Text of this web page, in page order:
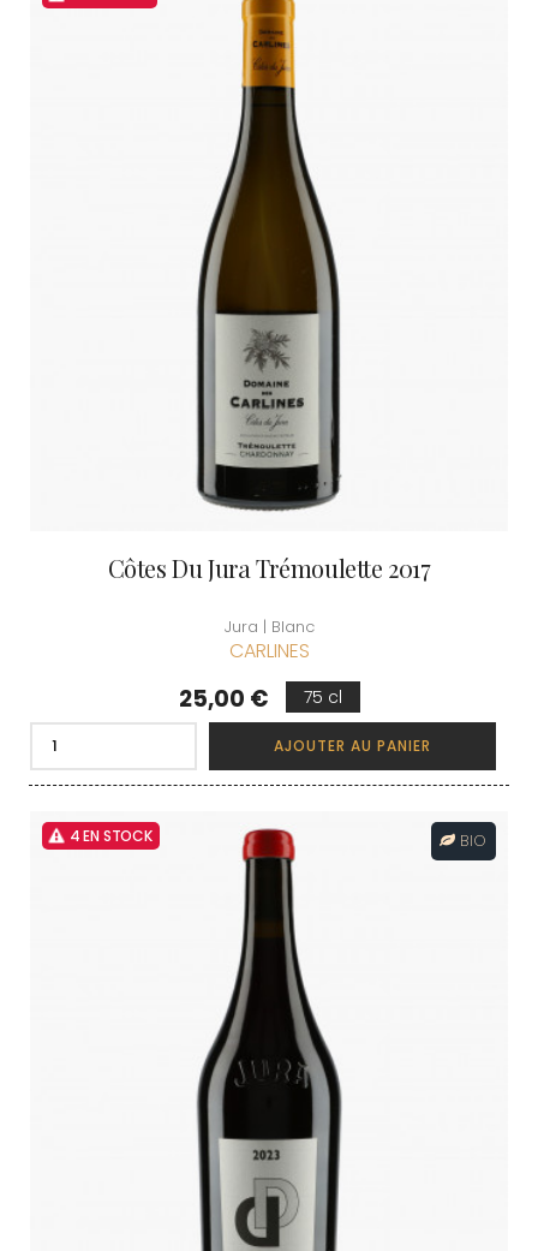
Côtes Du Jura Trémoulette 2017
Jura | Blanc
CARLINES
Prix
25,00 € 75 cl
AJOUTER AU PANIER
4 EN STOCK BIO